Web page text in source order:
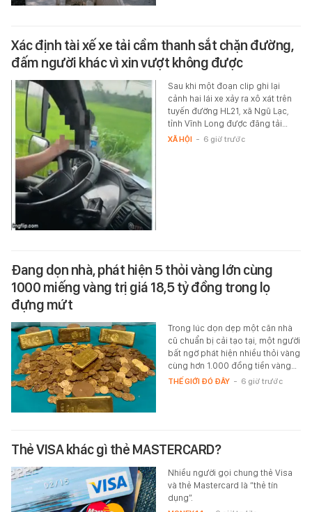
Xác định tài xế xe tải cầm thanh sắt chặn đường,
đấm người khác vì xin vượt không được
Sau khi một đoạn clip ghi lại
cảnh hai lái xe xảy ra xô xát trên
tuyến đường HL21, xã Ngũ Lạc,
tỉnh Vĩnh Long được đăng tải…
XÃ HỘI - 6 giờ trước
Đang dọn nhà, phát hiện 5 thỏi vàng lớn cùng
1000 miếng vàng trị giá 18,5 tỷ đồng trong lọ
đựng mứt
Trong lúc dọn dẹp một căn nhà
cũ chuẩn bị cải tạo tại, một người
bất ngờ phát hiện nhiều thỏi vàng
cùng hơn 1.000 đồng tiền vàng…
THẾ GIỚI ĐÓ ĐÂY - 6 giờ trước
Thẻ VISA khác gì thẻ MASTERCARD?
Nhiều người gọi chung thẻ Visa
và thẻ Mastercard là “thẻ tín
dụng”.